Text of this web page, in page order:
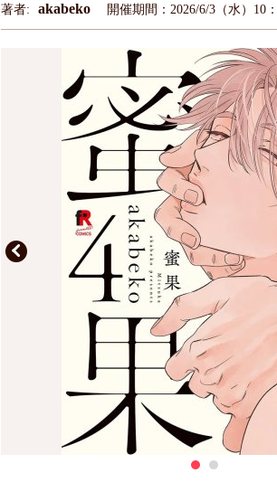
著者: akabeko 開催期間：2026/6/3（水）10